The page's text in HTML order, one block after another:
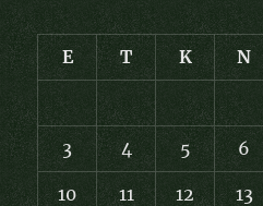
E T K N
3 4 5 6
10 11 12 13